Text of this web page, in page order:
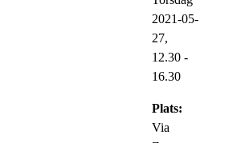
2021-05-
27,
12.30 -
16.30
Plats:
Via